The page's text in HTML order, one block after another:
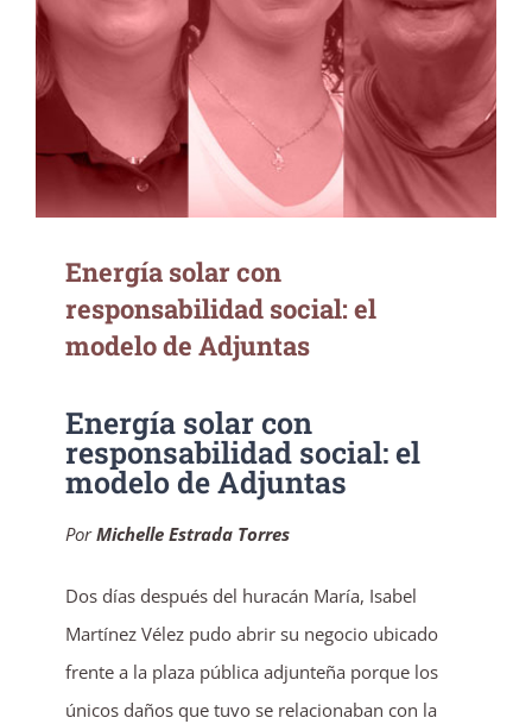
modelo de Adjuntas
Energía solar con
responsabilidad social: el
modelo de Adjuntas
Energía solar con
responsabilidad social: el
modelo de Adjuntas
PorMichelle Estrada Torres
Dos días después del huracán María, Isabel
Martínez Vélez pudo abrir su negocio ubicado
frente a la plaza pública adjunteña porque los
únicos daños que tuvo se relacionaban con la